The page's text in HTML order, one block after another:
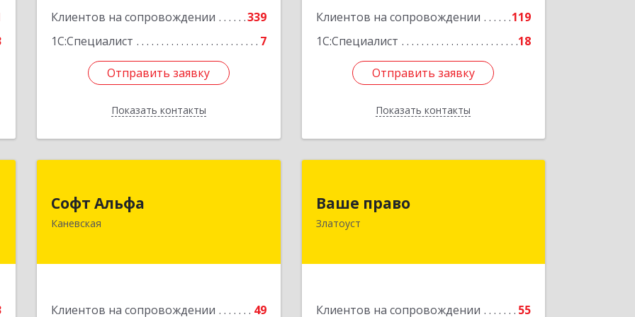
Клиентов на сопровождении
339
1С:Специалист
7
Отправить заявку
Показать контакты
Отправить заявку
Назад
Клиентов на сопровождении
119
1С:Специалист
18
Отправить заявку
Показать контакты
Отправить заявку
Назад
Софт Альфа
Каневская
Клиентов на сопровождении
49
353730, Краснодарский край,
Каневской р-н, Каневская ст-ца,
Ваше право
Златоуст
Клиентов на сопровождении 55
456219, Челябинская обл, Златоуст г,
Молодежный кв-л, дом № 7, кв.136
Подробнее